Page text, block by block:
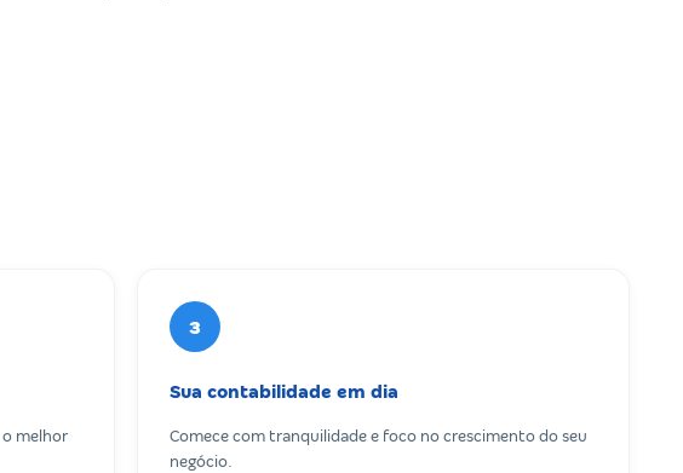
melhor
3
Sua contabilidade em dia
Comece com tranquilidade e foco no crescimento do seu
negócio.